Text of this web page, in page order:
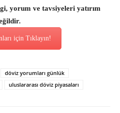
yorum ve tavsiyeleri yatırım
için Tıklayın!
döviz yorumları günlük
uluslararası döviz piyasaları